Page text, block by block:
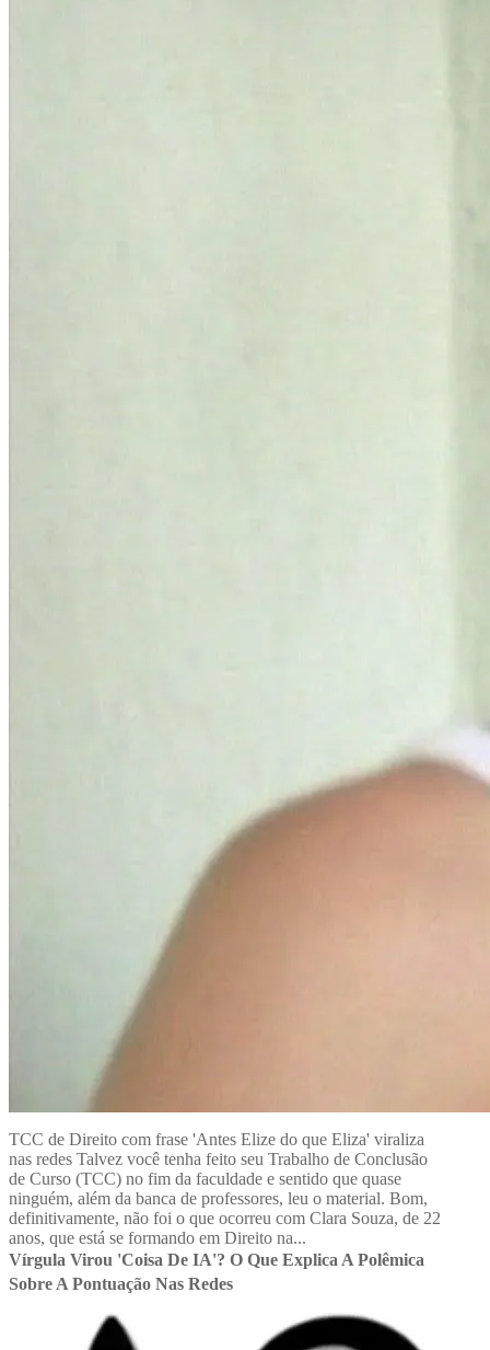
TCC de Direito com frase 'Antes Elize do que Eliza' viraliza
nas redes Talvez você tenha feito seu Trabalho de Conclusão
de Curso (TCC) no fim da faculdade e sentido que quase
ninguém, além da banca de professores, leu o material. Bom,
definitivamente, não foi o que ocorreu com Clara Souza, de 22
anos, que está se formando em Direito na...
Vírgula Virou 'coisa De IA'? O Que Explica A Polêmica
Sobre A Pontuação Nas Redes